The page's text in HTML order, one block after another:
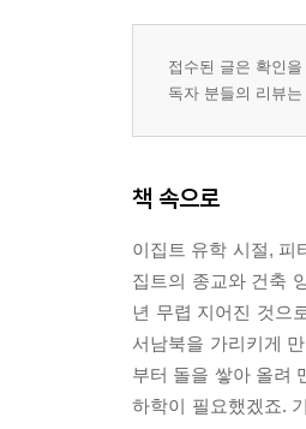
접수된 글은 확인
독자 분들의 리뷰
책 속으로
이집트 유학 시절, 피
집트의 종교와 건축
년 무렵 지어진 것으
서남북을 가리키게
부터 돌을 쌓아 올려
하학이 필요했겠죠.